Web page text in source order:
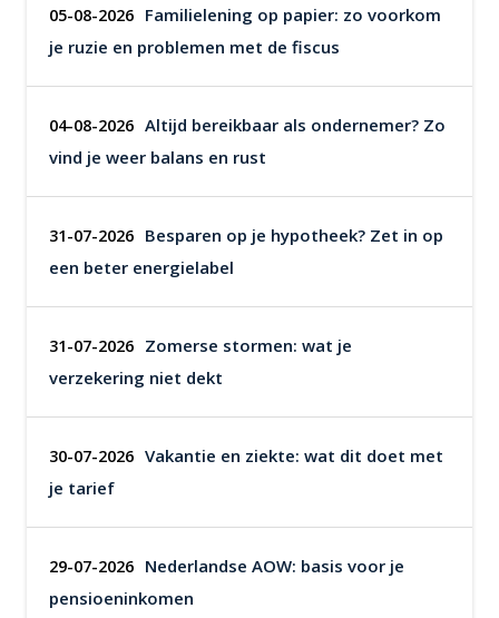
05-08-2026 Familielening op papier: zo voorkom
je ruzie en problemen met de fiscus
04-08-2026 Altijd bereikbaar als ondernemer? Zo
vind je weer balans en rust
31-07-2026 Besparen op je hypotheek? Zet in op
een beter energielabel
31-07-2026 Zomerse stormen: wat je
verzekering niet dekt
30-07-2026 Vakantie en ziekte: wat dit doet met
je tarief
29-07-2026 Nederlandse AOW: basis voor je
pensioeninkomen